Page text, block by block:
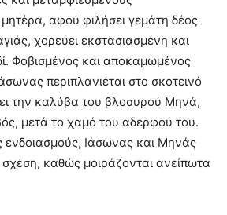
αφού φιλήσει γεμάτη δέος
χορεύει εκστασιασμένη και
Φοβισμένος και αποκαμωμένος
περιπλανιέται στο σκοτεινό
την καλύβα του βλοσυρού Μηνά,
μετά το χαμό του αδερφού του.
ενδοιασμούς, Ιάσωνας και Μηνάς
καθώς μοιράζονται ανείπωτα